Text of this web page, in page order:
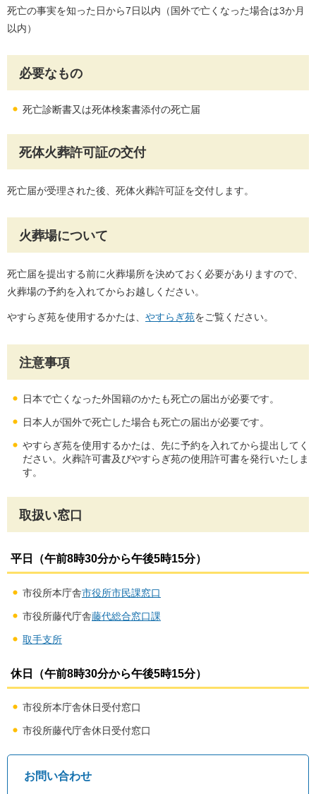
死亡の事実を知った日から7日以内（国外で亡くなった場合は3か月
以内）
必要なもの
死亡診断書又は死体検案書添付の死亡届
死体火葬許可証の交付
死亡届が受理された後、死体火葬許可証を交付します。
火葬場について
死亡届を提出する前に火葬場所を決めておく必要がありますので、
火葬場の予約を入れてからお越しください。
やすらぎ苑を使用するかたは、 やすらぎ苑をご覧ください。
注意事項
日本で亡くなった外国籍のかたも死亡の届出が必要です。
日本人が国外で死亡した場合も死亡の届出が必要です。
やすらぎ苑を使用するかたは、先に予約を入れてから提出してく
ださい。火葬許可書及びやすらぎ苑の使用許可書を発行いたしま
す。
取扱い窓口
平日（午前8時30分から午後5時15分）
市役所本庁舎市役所市民課窓口
市役所藤代庁舎藤代総合窓口課
取手支所
休日（午前8時30分から午後5時15分）
市役所本庁舎休日受付窓口
市役所藤代庁舎休日受付窓口
お問い合わせ